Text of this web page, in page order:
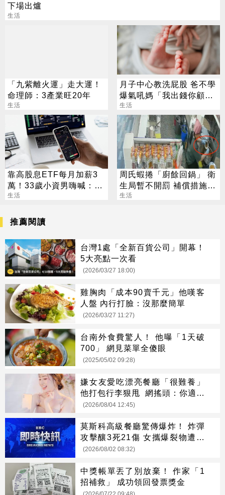
下場出爐
生活
「九紫離火運」走大運！
命理師：3產業旺20年
生活
月子中心教洗屁股 爸不學
爆氣吼媽「我出錢你顧
孩」 網看法兩極
生活
靠高股息ETF每月加薪3
萬！33歲小資男嗨喊：準
備退休了
生活
周氏蝦捲「廚餘回鍋」 衛
生局暫不開罰 補償措施曝
光
生活
推薦閱讀
台灣1處「全新百貨公司」開幕！
5大亮點一次看
(2026/03/27 18:00)
雞胸肉「成本90賣千元」他嘆客
人盤 內行打臉：沒那麼簡單
(2026/03/27 11:27)
台南外食費驚人！ 他曝「1天破
700」 網見菜單全傻眼
(2025/05/02 09:28)
嫌女友愛吃漂亮餐廳「很難養」
他打包行李狠甩 網搖頭：你適合
單身
(2026/08/04 12:45)
莫斯科高級餐廳驚傳爆炸！ 炸彈
攻擊釀3死21傷 女攜爆裂物遭攔
引爆
(2026/08/02 08:32)
中獎帳單丟了別放棄！ 作家「1
招補救」 成功領回發票獎金